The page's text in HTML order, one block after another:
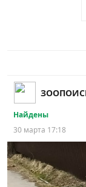
Найдены
30 марта 17:18